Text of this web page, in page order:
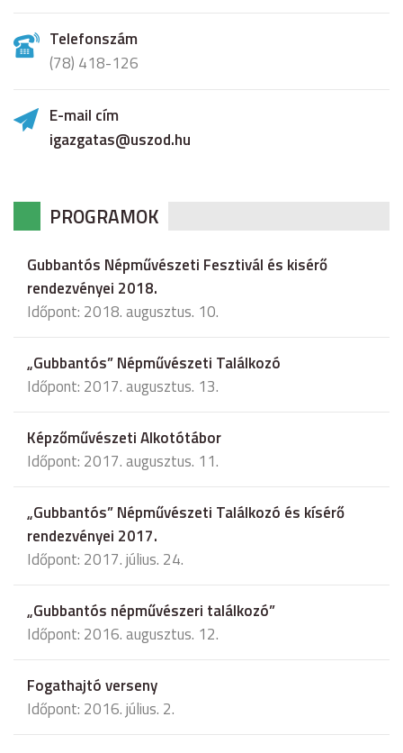
Telefonszám
(78) 418-126
E-mail cím
igazgatas@uszod.hu
PROGRAMOK
Gubbantós Népművészeti Fesztivál és kisérő
rendezvényei 2018.
Időpont: 2018. augusztus. 10.
„Gubbantós” Népművészeti Találkozó
Időpont: 2017. augusztus. 13.
Képzőművészeti Alkotótábor
Időpont: 2017. augusztus. 11.
„Gubbantós” Népművészeti Találkozó és kísérő
rendezvényei 2017.
Időpont: 2017. július. 24.
„Gubbantós népművészeri találkozó”
Időpont: 2016. augusztus. 12.
Fogathajtó verseny
Időpont: 2016. július. 2.